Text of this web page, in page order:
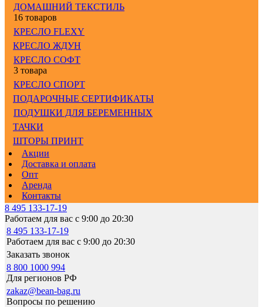
ДОМАШНИЙ ТЕКСТИЛЬ
16 товаров
КРЕСЛО FLEXY
КРЕСЛО ЖДУН
КРЕСЛО СОФТ
3 товара
КРЕСЛО СПОРТ
ПОДАРОЧНЫЕ СЕРТИФИКАТЫ
ПОДУШКИ ДЛЯ БЕРЕМЕННЫХ
ТАЧКИ
ШТОРЫ ПРИНТ
Акции
Доставка и оплата
Опт
Аренда
Контакты
8 495 133-17-19
Работаем для вас с 9:00 до 20:30
8 495 133-17-19
Работаем для вас с 9:00 до 20:30
Заказать звонок
8 800 1000 994
Для регионов РФ
zakaz@bean-bag.ru
Вопросы по решению